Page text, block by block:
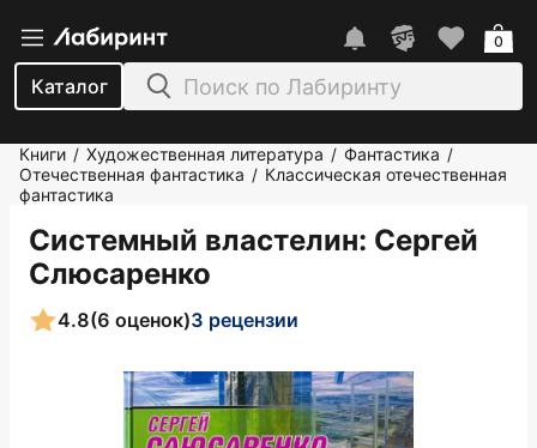
Каталог
0
Книги / Художественная литература / Фантастика /
Отечественная фантастика / Классическая отечественная
фантастика
Системный властелин: Сергей
Слюсаренко
4.8(6 оценок)3 рецензии